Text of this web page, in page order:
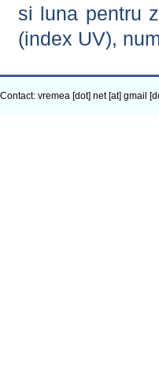
si luna pentru
(index UV),
Contact: vremea [dot] net [at] gmail